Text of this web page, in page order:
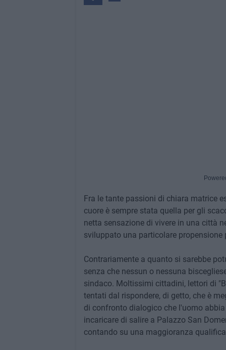
Fra le tante passioni di chiara matrice
cuore è sempre stata quella per gli
netta sensazione di vivere in una città
sviluppato una particolare propensione
Contrariamente a quanto si sarebbe
senza che nessun o nessuna
sindaco. Moltissimi cittadini, lettori di
tentati dal rispondere, di getto, che è
di confronto dialogico che l'uomo
incaricare di salire a Palazzo San
contando su una maggioranza